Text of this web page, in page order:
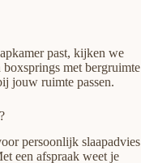
past, kijken we
met bergruimte
jouw ruimte passen.
persoonlijk slaapadvies
een afspraak weet je